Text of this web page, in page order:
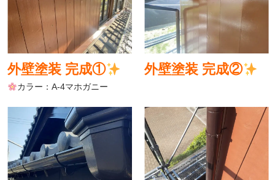
外壁塗装 完成①
カラー：A-4マホガニー
外壁塗装 完成②